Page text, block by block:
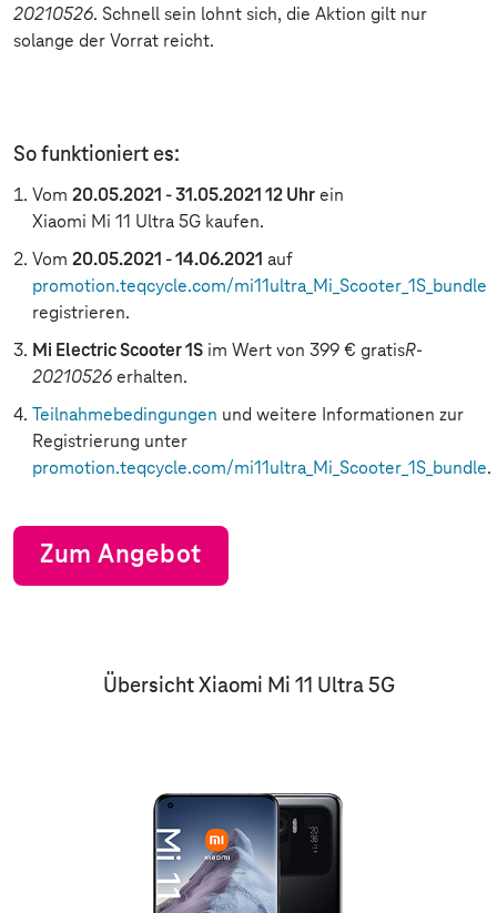
20210526. Schnell sein lohnt sich, die Aktion gilt nur
solange der Vorrat reicht.
So funktioniert es:
Vom 20.05.2021 - 31.05.2021 12 Uhr ein
Xiaomi Mi 11 Ultra 5G kaufen.
Vom 20.05.2021 - 14.06.2021 auf
promotion.teqcycle.com/mi11ultra_Mi_Scooter_1S_bundle
registrieren.
Mi Electric Scooter 1S im Wert von 399 € gratisR-
20210526 erhalten.
Teilnahmebedingungen und weitere Informationen zur
Registrierung unter
promotion.teqcycle.com/mi11ultra_Mi_Scooter_1S_bundle.
Zum Angebot
Übersicht Xiaomi Mi 11 Ultra 5G